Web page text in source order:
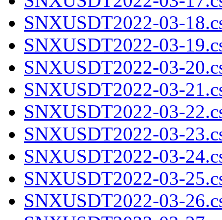
SNXUSDT2022-03-
SNXUSDT2022-03-
SNXUSDT2022-03-
SNXUSDT2022-03-
SNXUSDT2022-03-
SNXUSDT2022-03-
SNXUSDT2022-03-
SNXUSDT2022-03-
SNXUSDT2022-03-